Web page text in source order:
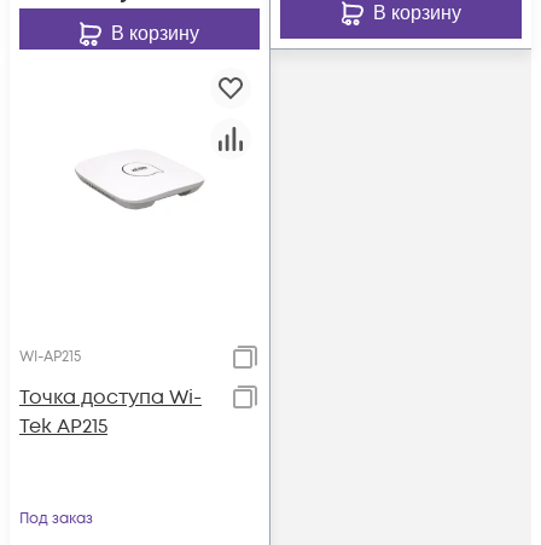
В корзину
В корзину
WI-AP215
Точка доступа Wi-
Tek AP215
Под заказ